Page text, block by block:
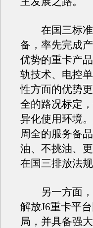
在国三标准
备，率先完成
优势的重卡产
轨技术、电控
性方面的优势
全的路况标定
异化使用环境
周全的服务备
油、不挑油、
在国三排放法
另一方面，
解放J6重卡平
局，并具备强